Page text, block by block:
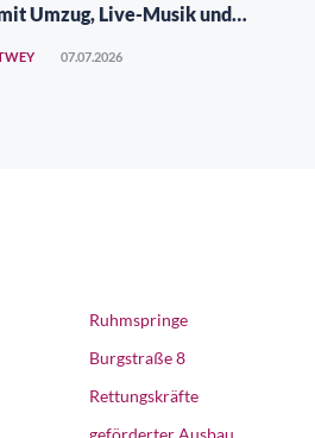
Umzug, Live-Musik und
07.07.2026
Ruhmspringe
Burgstraße 8
Rettungskräfte
geförderter Ausbau